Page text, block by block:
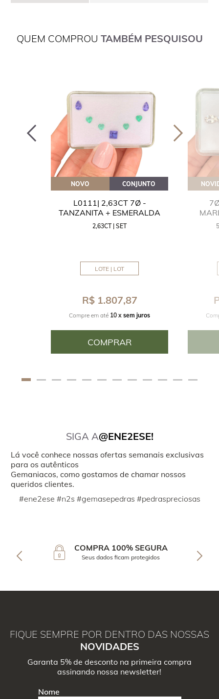
QUEM COMPROU TAMBÉM PESQUISOU
NOVO CONJUNTO
L0111| 2,63CT 7Ø -
TANZANITA + ESMERALDA
2,63CT | SET
LOTE | LOT
R$ 1.807,87
Compre em até 10 x sem juros
COMPRAR
SIGA A@ENE2ESE!
Lá você conhece nossas ofertas semanais exclusivas
para os autênticos
Gemaniacos, como gostamos de chamar nossos
queridos clientes.
#ene2ese #n2s #gemasepedras #pedraspreciosas
COMPRA 100% SEGURA
Seus dados ficam protegidos
FIQUE SEMPRE POR DENTRO DAS NOSSAS
NOVIDADES
Garanta 5% de desconto na primeira compra
assinando nossa newsletter!
Nome